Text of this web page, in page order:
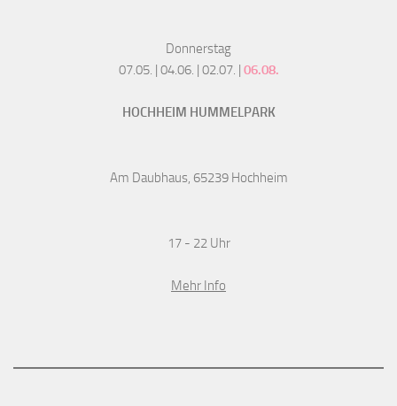
Donnerstag
07.05. | 04.06. | 02.07. | 06.08.
HOCHHEIM HUMMELPARK
Am Daubhaus, 65239 Hochheim
17 - 22 Uhr
Mehr Info